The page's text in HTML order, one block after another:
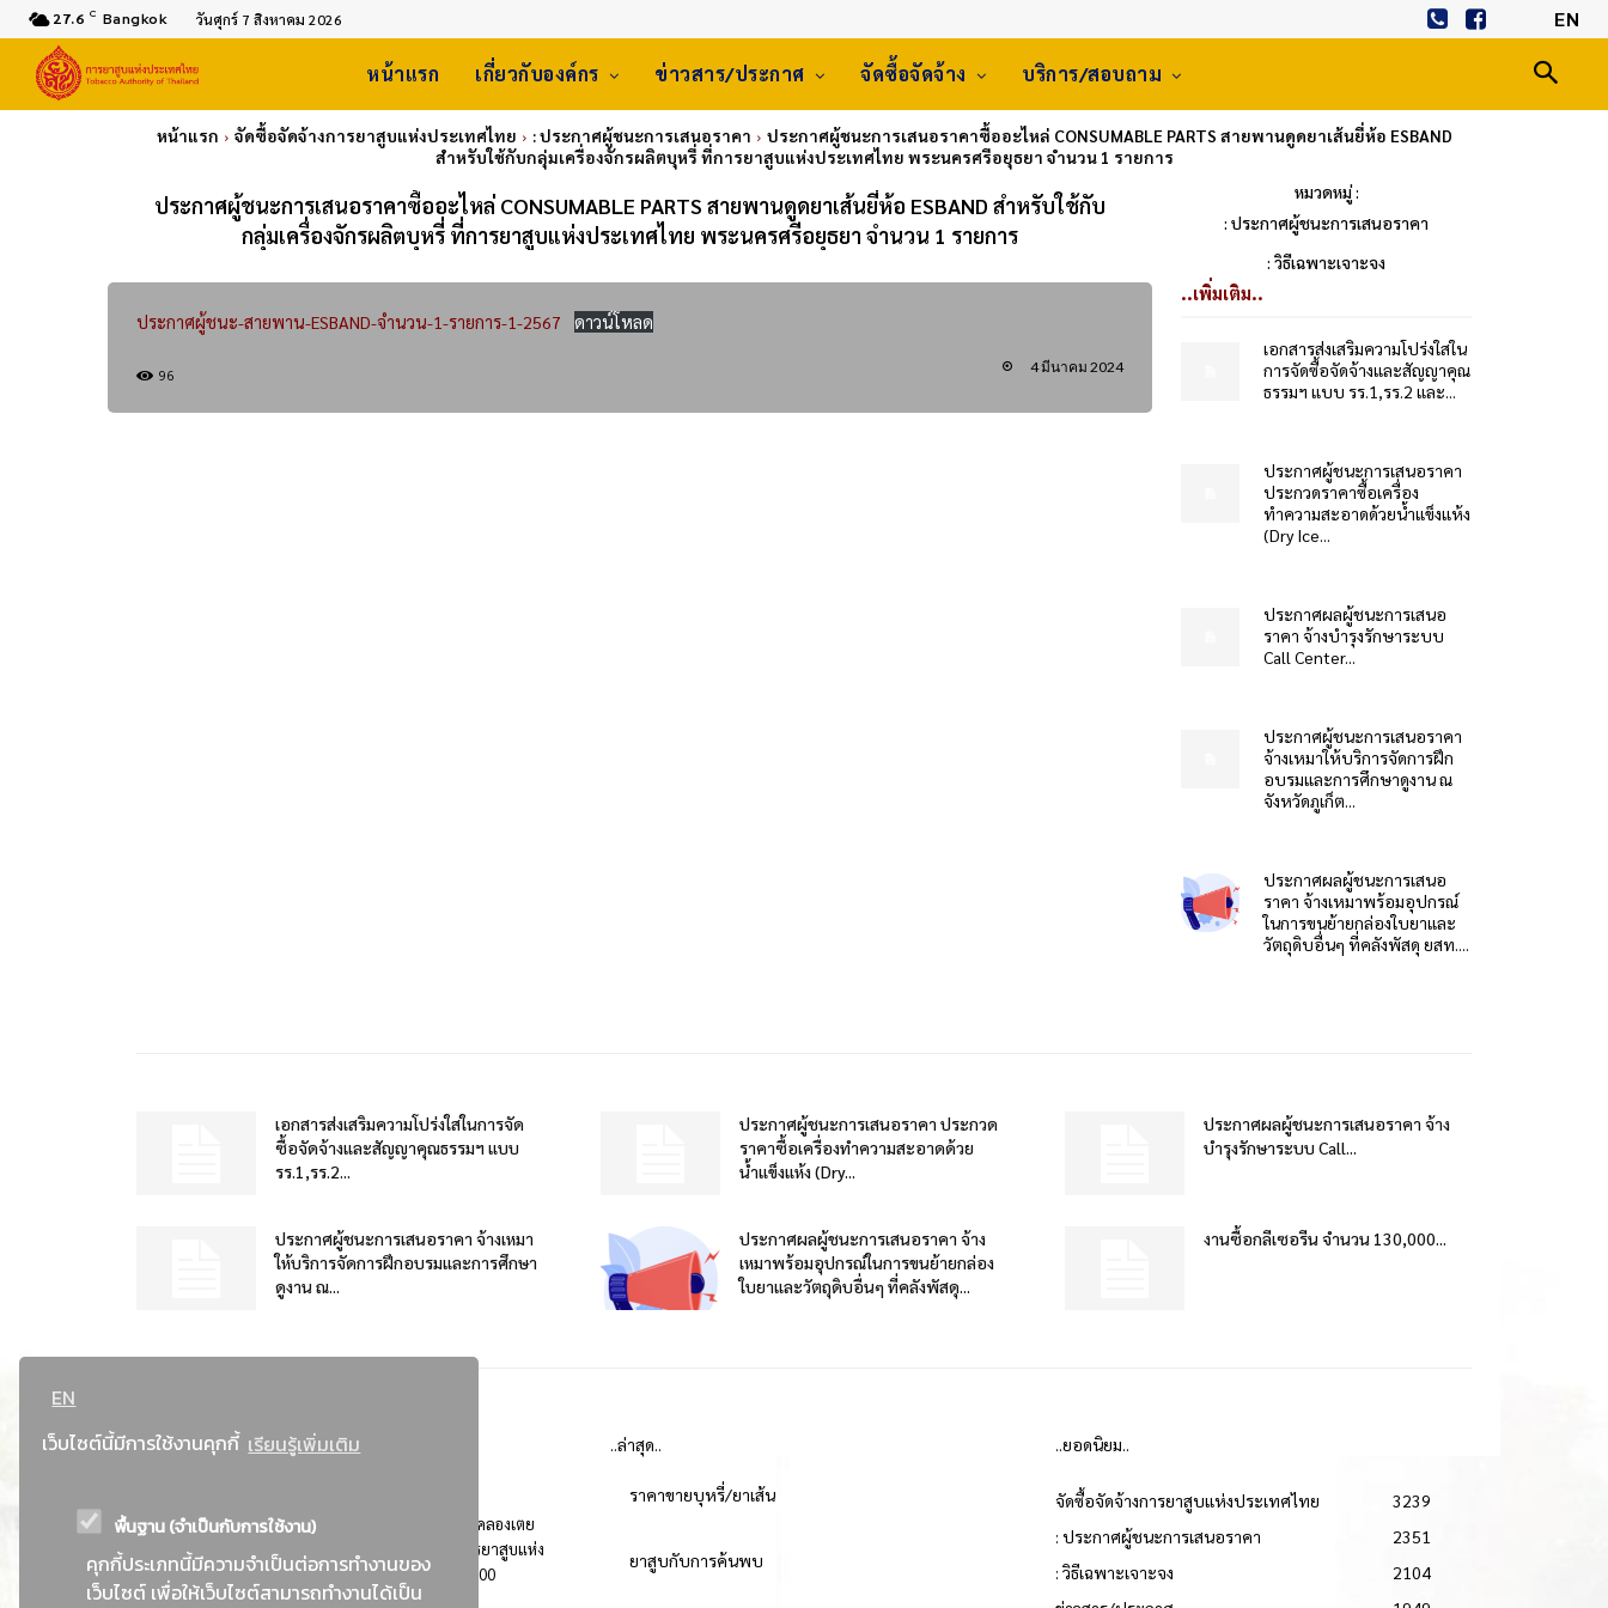
EN
เว็บไซต์นี้มีการใช้งานคุกกี้ เรียนรู้เพิ่มเติม
พื้นฐาน (จำเป็นกับการใช้งาน)
คุกกี้ประเภทนี้มีความจำเป็นต่อการทำงานของ
เว็บไซต์ เพื่อให้เว็บไซต์สามารถทำงานได้เป็น
27.6 C Bangkok วันศุกร์ 7 สิงหาคม 2026 EN
หน้าแรก เกี่ยวกับองค์กร ข่าวสาร/ประกาศ จัดซื้อจัดจ้าง บริการ/สอบถาม
หน้าแรก จัดซื้อจัดจ้างการยาสูบแห่งประเทศไทย : ประกาศผู้ชนะการเสนอราคา
ประกาศผู้ชนะการเสนอราคาซื้ออะไหล่ CONSUMABLE PARTS สายพานดูดยาเส้นยี่ห้อ ESBAND
สำหรับใช้กับกลุ่มเครื่องจักรผลิตบุหรี่ ที่การยาสูบแห่งประเทศไทย พระนครศรีอยุธยา จำนวน 1 รายการ
ประกาศผู้ชนะการเสนอราคาซื้ออะไหล่ CONSUMABLE PARTS สายพานดูดยาเส้นยี่ห้อ ESBAND สำหรับใช้กับ
กลุ่มเครื่องจักรผลิตบุหรี่ ที่การยาสูบแห่งประเทศไทย พระนครศรีอยุธยา จำนวน 1 รายการ
หมวดหมู่ :
: ประกาศผู้ชนะการเสนอราคา
: วิธีเฉพาะเจาะจง
ประกาศผู้ชนะ-สายพาน-ESBAND-จำนวน-1-รายการ-1-2567 ดาวน์โหลด
96 4 มีนาคม 2024
..เพิ่มเติม..
เอกสารส่งเสริมความโปร่งใสใน
การจัดซื้อจัดจ้างและสัญญาคุณ
ธรรมฯ แบบ รร.1,รร.2 และ...
ประกาศผู้ชนะการเสนอราคา
ประกวดราคาซื้อเครื่อง
ทำความสะอาดด้วยน้ำแข็งแห้ง
(Dry Ice...
ประกาศผลผู้ชนะการเสนอ
ราคา จ้างบำรุงรักษาระบบ
Call Center...
ประกาศผู้ชนะการเสนอราคา
จ้างเหมาให้บริการจัดการฝึก
อบรมและการศึกษาดูงาน ณ
จังหวัดภูเก็ต...
ประกาศผลผู้ชนะการเสนอ
ราคา จ้างเหมาพร้อมอุปกรณ์
ในการขนย้ายกล่องใบยาและ
วัตถุดิบอื่นๆ ที่คลังพัสดุ ยสท....
เอกสารส่งเสริมความโปร่งใสในการจัด
ซื้อจัดจ้างและสัญญาคุณธรรมฯ แบบ
รร.1,รร.2...
ประกาศผู้ชนะการเสนอราคา ประกวด
ราคาซื้อเครื่องทำความสะอาดด้วย
น้ำแข็งแห้ง (Dry...
ประกาศผลผู้ชนะการเสนอราคา จ้าง
บำรุงรักษาระบบ Call...
ประกาศผู้ชนะการเสนอราคา จ้างเหมา
ให้บริการจัดการฝึกอบรมและการศึกษา
ดูงาน ณ...
ประกาศผลผู้ชนะการเสนอราคา จ้าง
เหมาพร้อมอุปกรณ์ในการขนย้ายกล่อง
ใบยาและวัตถุดิบอื่นๆ ที่คลังพัสดุ...
งานซื้อกลีเซอรีน จำนวน 130,000...
ที่อยู่ : 184 ถนนพระรามที่ 4 แขวงคลองเตย เขตคลองเตย
กรุงเทพมหานคร 10110 ติดต่อประชาสัมพันธ์ การยาสูบแห่ง
ประเทศไทย Call center โทร. 0-2229-1000
..ล่าสุด..
ราคาขายบุหรี่/ยาเส้น
ยาสูบกับการค้นพบ
..ยอดนิยม..
จัดซื้อจัดจ้างการยาสูบแห่งประเทศไทย
3239
: ประกาศผู้ชนะการเสนอราคา
2351
: วิธีเฉพาะเจาะจง
2104